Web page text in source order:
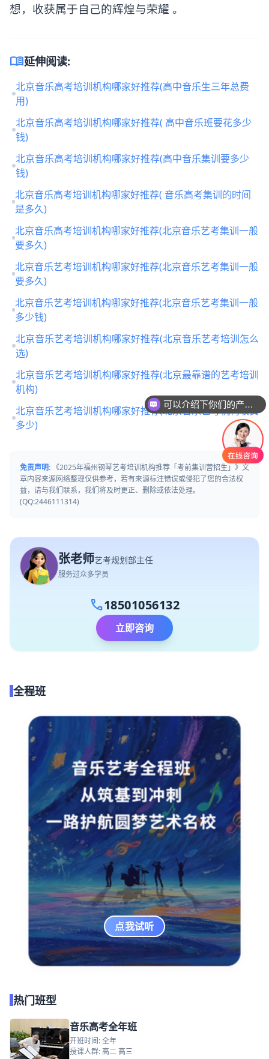
想，收获属于自己的辉煌与荣耀 。
menu_book延伸阅读:
北京音乐高考培训机构哪家好推荐(高中音乐生三年总费
用)
北京音乐高考培训机构哪家好推荐( 高中音乐班要花多少
钱)
北京音乐高考培训机构哪家好推荐(高中音乐集训要多少
钱)
北京音乐高考培训机构哪家好推荐( 音乐高考集训的时间
是多久)
北京音乐高考培训机构哪家好推荐(北京音乐艺考集训一般
要多久)
北京音乐艺考培训机构哪家好推荐(北京音乐艺考集训一般
要多久)
北京音乐艺考培训机构哪家好推荐(北京音乐艺考集训一般
多少钱)
北京音乐艺考培训机构哪家好推荐(北京音乐艺考培训怎么
选)
北京音乐艺考培训机构哪家好推荐(北京最靠谱的艺考培训
机构)
北京音乐艺考培训机构哪家好推荐(北京音乐艺考机构收费
多少)
免责声明: 《2025年福州钢琴艺考培训机构推荐「考前集训营招生」》文
章内容来源网络整理仅供参考，若有来源标注错误或侵犯了您的合法权
益，请与我们联系，我们将及时更正、删除或依法处理。
(QQ:2446111314)
张老师艺考规划部主任
服务过众多学员
call18501056132
立即咨询
全程班
点我试听
热门班型
音乐高考全年班
开班时间: 全年
授课人群: 高二 高三
可以介绍下你们的产品么